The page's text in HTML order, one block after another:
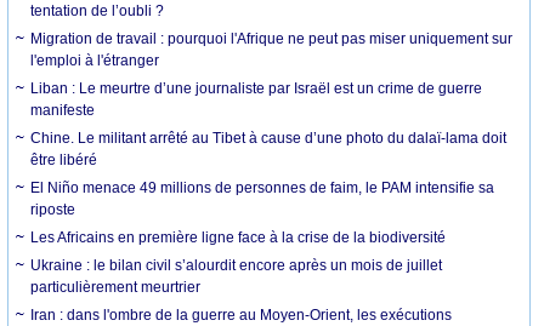
tentation de l’oubli ?
Migration de travail : pourquoi l'Afrique ne peut pas miser uniquement sur
l'emploi à l'étranger
Liban : Le meurtre d’une journaliste par Israël est un crime de guerre
manifeste
Chine. Le militant arrêté au Tibet à cause d’une photo du dalaï-lama doit
être libéré
El Niño menace 49 millions de personnes de faim, le PAM intensifie sa
riposte
Les Africains en première ligne face à la crise de la biodiversité
Ukraine : le bilan civil s’alourdit encore après un mois de juillet
particulièrement meurtrier
Iran : dans l'ombre de la guerre au Moyen-Orient, les exécutions